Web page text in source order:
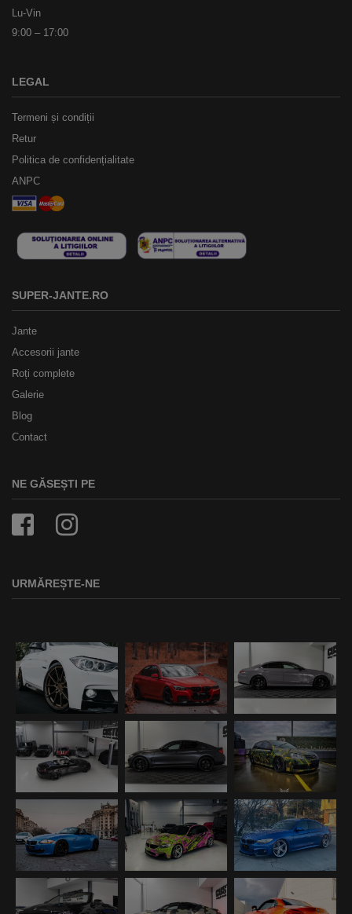
Lu-Vin
9:00 – 17:00
LEGAL
Termeni și condiții
Retur
Politica de confidențialitate
ANPC
SUPER-JANTE.RO
Jante
Accesorii jante
Roți complete
Galerie
Blog
Contact
NE GĂSEȘTI PE
URMĂREȘTE-NE